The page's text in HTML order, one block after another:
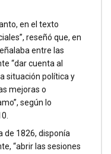
en el texto
reseñó que, en
entre las
“dar cuenta al
situación política y
mejoras o
según lo
de 1826, disponía
“abrir las sesiones